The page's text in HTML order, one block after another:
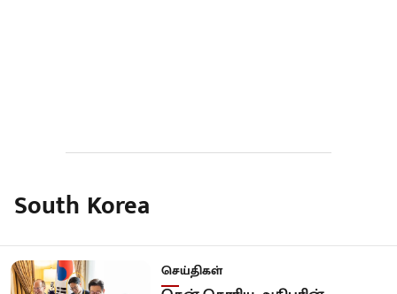
South Korea
செய்திகள்